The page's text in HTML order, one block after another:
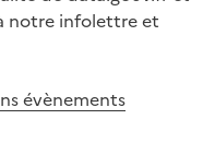
notre infolettre et
évènements